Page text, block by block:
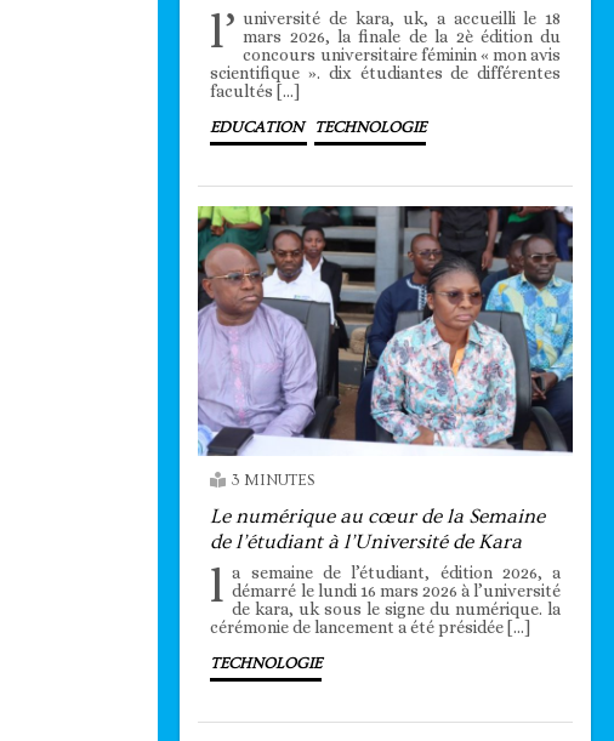
l’ université de kara, uk, a accueilli le 18
mars 2026, la finale de la 2è édition du
concours universitaire féminin « mon avis
scientifique ». dix étudiantes de différentes
facultés […]
EDUCATION TECHNOLOGIE
3 MINUTES
Le numérique au cœur de la Semaine
de l’étudiant à l’Université de Kara
l a semaine de l’étudiant, édition 2026, a
démarré le lundi 16 mars 2026 à l’université
de kara, uk sous le signe du numérique. la
cérémonie de lancement a été présidée […]
TECHNOLOGIE